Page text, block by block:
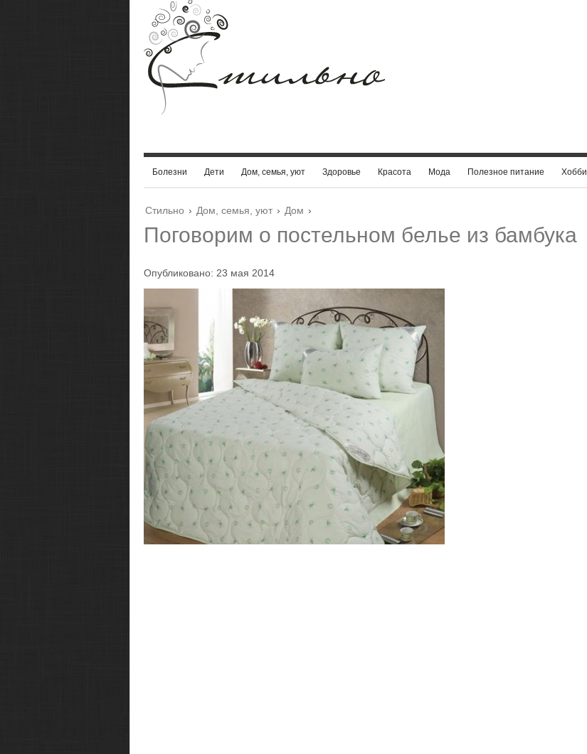
Болезни Дети Дом, семья, уют Здоровье Красота Мода Полезное питание Хобби
Стильно › Дом, семья, уют › Дом ›
Поговорим о постельном белье из бамбука
Опубликовано: 23 мая 2014